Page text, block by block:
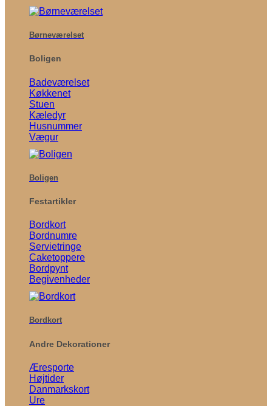
Børneværelset
Boligen
Badeværelset
Køkkenet
Stuen
Kæledyr
Husnummer
Vægur
Boligen
Festartikler
Bordkort
Bordnumre
Servietringe
Caketoppere
Bordpynt
Begivenheder
Bordkort
Andre Dekorationer
Æresporte
Højtider
Danmarkskort
Ure